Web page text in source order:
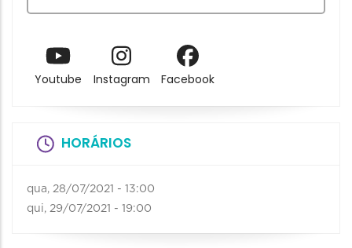
Youtube Instagram Facebook
HORÁRIOS
qua, 28/07/2021 - 13:00
qui, 29/07/2021 - 19:00